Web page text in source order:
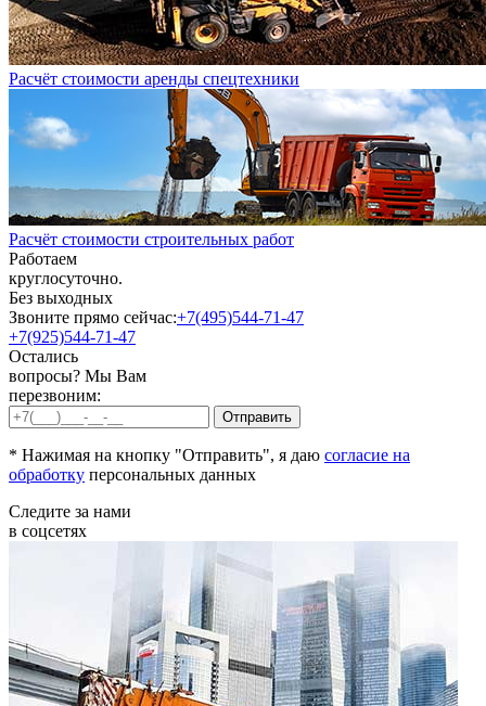
Расчёт стоимости аренды спецтехники
Расчёт стоимости строительных работ
Работаем
круглосуточно.
Без выходных
Звоните прямо сейчас:+7(495)544-71-47
+7(925)544-71-47
Остались
вопросы? Мы Вам
перезвоним:
* Нажимая на кнопку "Отправить", я даю согласие на
обработку персональных данных
Следите за нами
в соцсетях